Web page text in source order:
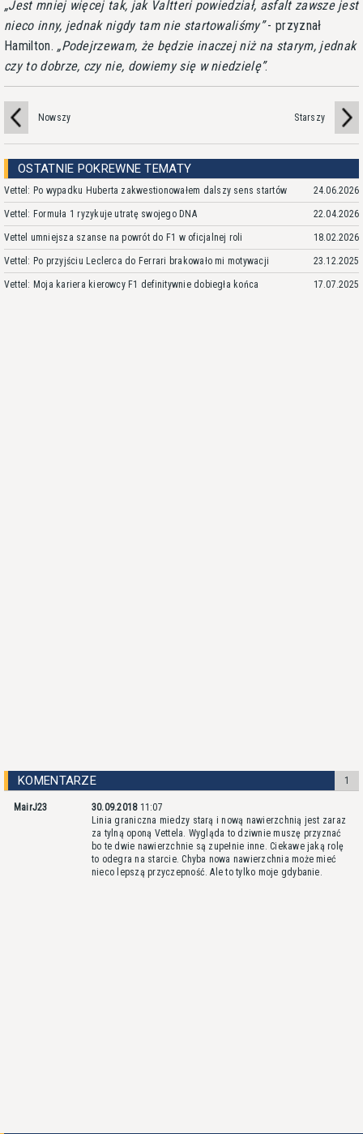
Jest mniej więcej tak, jak Valtteri powiedział, asfalt zawsze jest
nieco inny, jednak nigdy tam nie startowaliśmy - przyznał
Hamilton.
Podejrzewam, że będzie inaczej niż na starym, jednak
czy to dobrze, czy nie, dowiemy się w niedzielę .
Nowszy Starszy
OSTATNIE POKREWNE TEMATY
Vettel: Po wypadku Huberta zakwestionowałem dalszy sens startów 24.06.2026
Vettel: Formuła 1 ryzykuje utratę swojego DNA 22.04.2026
Vettel umniejsza szanse na powrót do F1 w oficjalnej roli 18.02.2026
Vettel: Po przyjściu Leclerca do Ferrari brakowało mi motywacji 23.12.2025
Vettel: Moja kariera kierowcy F1 definitywnie dobiegła końca 17.07.2025
KOMENTARZE 1
MairJ23 30.09.2018 11:07
Linia graniczna miedzy starą i nową nawierzchnią jest zaraz
za tylną oponą Vettela. Wygląda to dziwnie muszę przyznać
bo te dwie nawierzchnie są zupełnie inne. Ciekawe jaką rolę
to odegra na starcie. Chyba nowa nawierzchnia może mieć
nieco lepszą przyczepność. Ale to tylko moje gdybanie.